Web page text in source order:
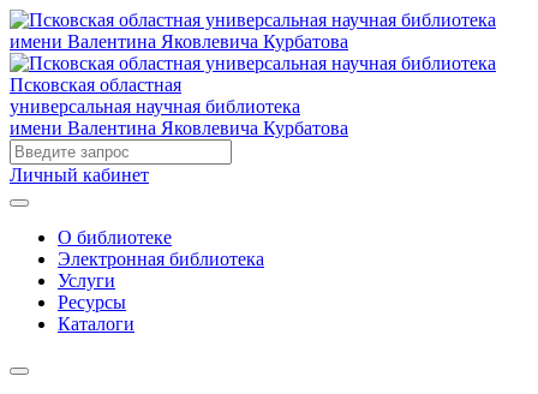
Псковская областная
универсальная научная библиотека
имени Валентина Яковлевича Курбатова
Личный кабинет
О библиотеке
Электронная библиотека
Услуги
Ресурсы
Каталоги